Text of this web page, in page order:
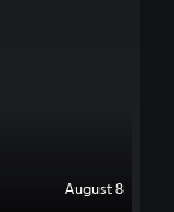
August 8